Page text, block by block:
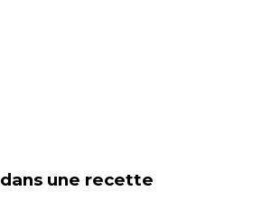
dans une recette